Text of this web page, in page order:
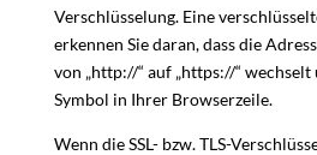
Verschlüsselung. Eine
erkennen Sie daran, dass die
von „http://“ auf „https://“ wechselt
Symbol in Ihrer Browserzeile.
Wenn die SSL- bzw. TLS-